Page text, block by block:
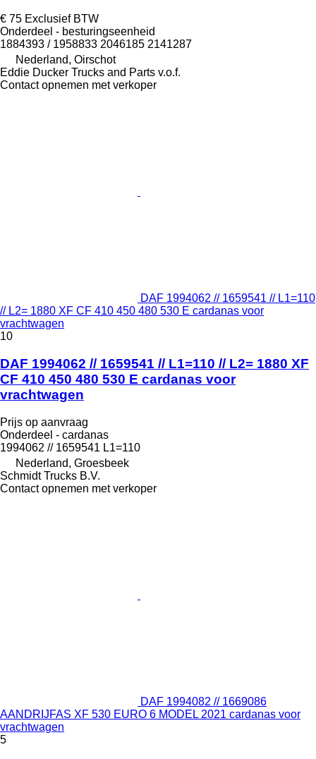
€ 75 Exclusief BTW
Onderdeel - besturingseenheid
1884393 / 1958833 2046185 2141287
Nederland, Oirschot
Eddie Ducker Trucks and Parts v.o.f.
Contact opnemen met verkoper
DAF 1994062 // 1659541 // L1=110
// L2= 1880 XF CF 410 450 480 530 E cardanas voor
vrachtwagen
10
DAF 1994062 // 1659541 // L1=110 // L2= 1880 XF
CF 410 450 480 530 E cardanas voor
vrachtwagen
Prijs op aanvraag
Onderdeel - cardanas
1994062 // 1659541 L1=110
Nederland, Groesbeek
Schmidt Trucks B.V.
Contact opnemen met verkoper
DAF 1994082 // 1669086
AANDRIJFAS XF 530 EURO 6 MODEL 2021 cardanas voor
vrachtwagen
5